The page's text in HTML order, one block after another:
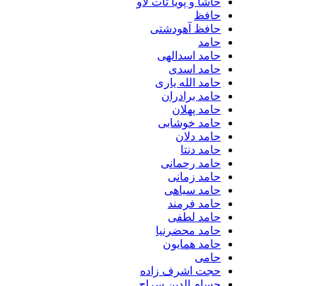
حافظ
حافظ آهودشتی
حامد
حامد اسدالهی
حامد اسدی
حامد الله یاری
حامد برادران
حامد پهلان
حامد خوشابی
حامد دلان
حامد دنتا
حامد رحمانی
حامد زمانی
حامد سیاهی
حامد فرمند
حامد لطفی
حامد محضرنیا
حامد همایون
حامی
حجت اشرف زاده